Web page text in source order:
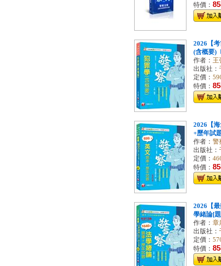
特價： 85
2026【
(含概要)
作者： 王
出版社：
定價：
特價： 85
2026【
+歷年試
作者： 警
出版社：
定價：
特價： 85
2026【
學緒論[
作者： 章
出版社：
定價：
特價： 85